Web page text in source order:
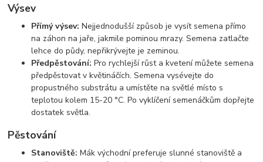
Výsev
Přímý výsev: Nejjednodušší způsob je vysít semena přímo
na záhon na jaře, jakmile pominou mrazy. Semena zatlačte
lehce do půdy, nepřikrývejte je zeminou.
Předpěstování: Pro rychlejší růst a kvetení můžete semena
předpěstovat v květináčích. Semena vysévejte do
propustného substrátu a umístěte na světlé místo s
teplotou kolem 15-20 °C. Po vyklíčení semenáčkům dopřejte
dostatek světla.
Pěstování
Stanoviště: Mák východní preferuje slunné stanoviště a